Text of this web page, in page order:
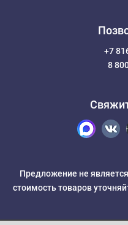
+7
8
Предложение не
стоимость товаров